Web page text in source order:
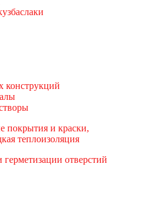
конструкций
покрытия и краски,
теплоизоляция
отверстий